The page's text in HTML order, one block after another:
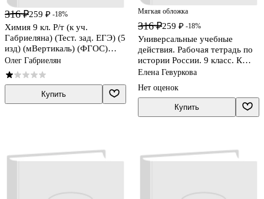
316 ₽259 ₽ -18%
Химия 9 кл. Р/т (к уч.
Габриеляна) (Тест. зад. ЕГЭ) (5
изд) (мВертикаль) (ФГОС)
Габриелян (РУ)
Олег Габриелян
Купить
Мягкая обложка
316 ₽259 ₽ -18%
Универсальные учебные
действия. Рабочая тетрадь по
истории России. 9 класс. К
учебнику под ред. Торкунова
Елена Гевуркова
Нет оценок
Купить